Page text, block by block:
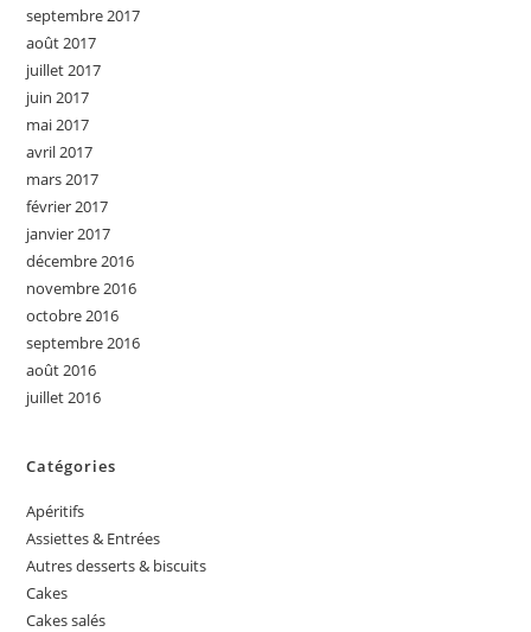
septembre 2017
août 2017
juillet 2017
juin 2017
mai 2017
avril 2017
mars 2017
février 2017
janvier 2017
décembre 2016
novembre 2016
octobre 2016
septembre 2016
août 2016
juillet 2016
Catégories
Apéritifs
Assiettes & Entrées
Autres desserts & biscuits
Cakes
Cakes salés